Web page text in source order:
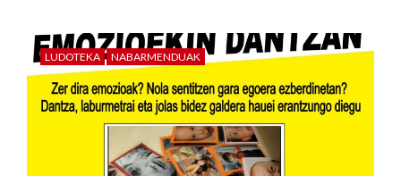
LUDOTEKA NABARMENDUAK